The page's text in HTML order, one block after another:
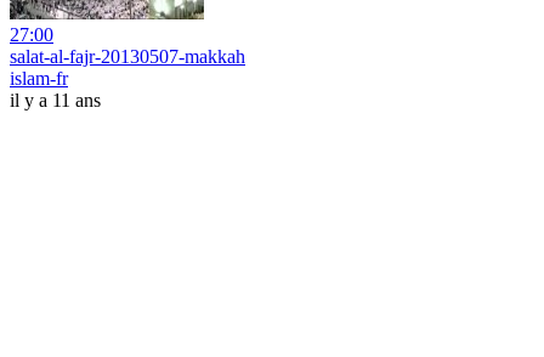
27:00
salat-al-fajr-20130507-makkah
islam-fr
il y a 11 ans